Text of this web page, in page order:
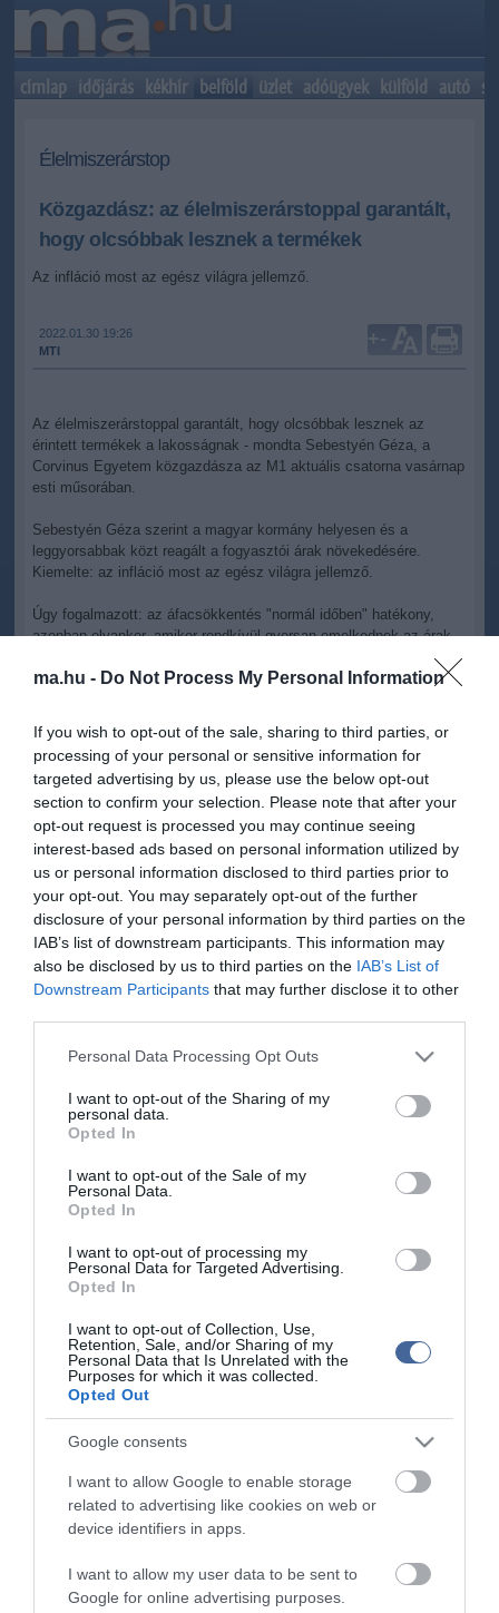
ma.hu - Do Not Process My Personal Information
If you wish to opt-out of the sale, sharing to third parties, or
processing of your personal or sensitive information for
targeted advertising by us, please use the below opt-out
section to confirm your selection. Please note that after your
opt-out request is processed you may continue seeing
interest-based ads based on personal information utilized by
us or personal information disclosed to third parties prior to
your opt-out. You may separately opt-out of the further
disclosure of your personal information by third parties on the
IAB’s list of downstream participants. This information may
also be disclosed by us to third parties on the IAB’s List of
Downstream Participants that may further disclose it to other
Please note that this website/app uses one or more Google
not limited to your visit or usage behaviour. You may click to
grant or deny consent to Google and its third-party tags to
use your data for below specified purposes in below Google
consent section.
Personal Data Processing Opt Outs
I want to opt-out of the Sharing of my
personal data.
Opted In
I want to opt-out of the Sale of my
Personal Data.
Opted In
I want to opt-out of processing my
Personal Data for Targeted Advertising.
Opted In
I want to opt-out of Collection, Use,
Retention, Sale, and/or Sharing of my
Personal Data that Is Unrelated with the
Purposes for which it was collected.
Opted Out
Google consents
I want to allow Google to enable storage
related to advertising like cookies on web or
device identifiers in apps.
I want to allow my user data to be sent to
Google for online advertising purposes.
címlap időjárás kékhír belföld üzlet adóügyek külföld autó
Élelmiszerárstop
Közgazdász: az élelmiszerárstoppal garantált,
hogy olcsóbbak lesznek a termékek
Az infláció most az egész világra jellemző.
2022.01.30 19:26
MTI
+-
Az élelmiszerárstoppal garantált, hogy olcsóbbak lesznek az
érintett termékek a lakosságnak - mondta Sebestyén Géza, a
Corvinus Egyetem közgazdásza az M1 aktuális csatorna vasárnap
esti műsorában.
Sebestyén Géza szerint a magyar kormány helyesen és a
leggyorsabbak közt reagált a fogyasztói árak növekedésére.
Kiemelte: az infláció most az egész világra jellemző.
Úgy fogalmazott: az áfacsökkentés "normál időben" hatékony,
azonban olyankor, amikor rendkívül gyorsan emelkednek az árak,
és emellett a vállalatok a haszonkulcsukat is növelik, más eszköz
kell. Ha az ár nem mehet a tavaly októberi fölé, akkor az
Kitért arra is, hogy nem az élelmiszerárstop a kormány első lépése
a családi kassza védelmében, példaként említette a
rezsicsökkentést is, amelyet Európában is egyre több helyen
tartanak elfogadottnak.
A közgazdász beszélt arról is, hogy februártól élelmiszert is lehet
SZÉP-kártyáról vásárolni. Ezt Sebestyén Géza azért tartja jó
lépésnek, mert a kártya klasszikus felhasználási módjai a
koronavírus-járvány miatt nehezebbé váltak.
tükrözik. A szerkesztőség mindössze a hírek publikációjával foglalkozik, a
tartalmazzák.
Kérjük, kulturáltan, mások személyiségi jogainak és jó hírnevének tiszteletben
tartásával kommenteljenek!
Saját életét is kockára tette a magyar erdész, hogy
megállítsa a tüzet
Második világháborús MG-42 géppuskát emeltek ki a
Dunából - a rendőrség lefoglalta
keretszerződését
Megérkezett az eső a Duna vízgyűjtőjére
Újabb két gyanúsítottat fogtak el a 600 milliós
ingatlanmaffia ügyében
Vizes Eb - Megvan az első magyar arany, a nyíltvízi úszó
Betlehem Dávid nyerte a kieséses versenyt